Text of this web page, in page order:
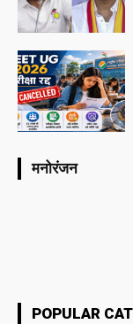
मनोरंजन
POPULAR